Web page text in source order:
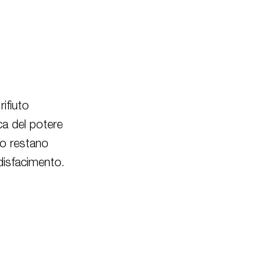
del potere
restano